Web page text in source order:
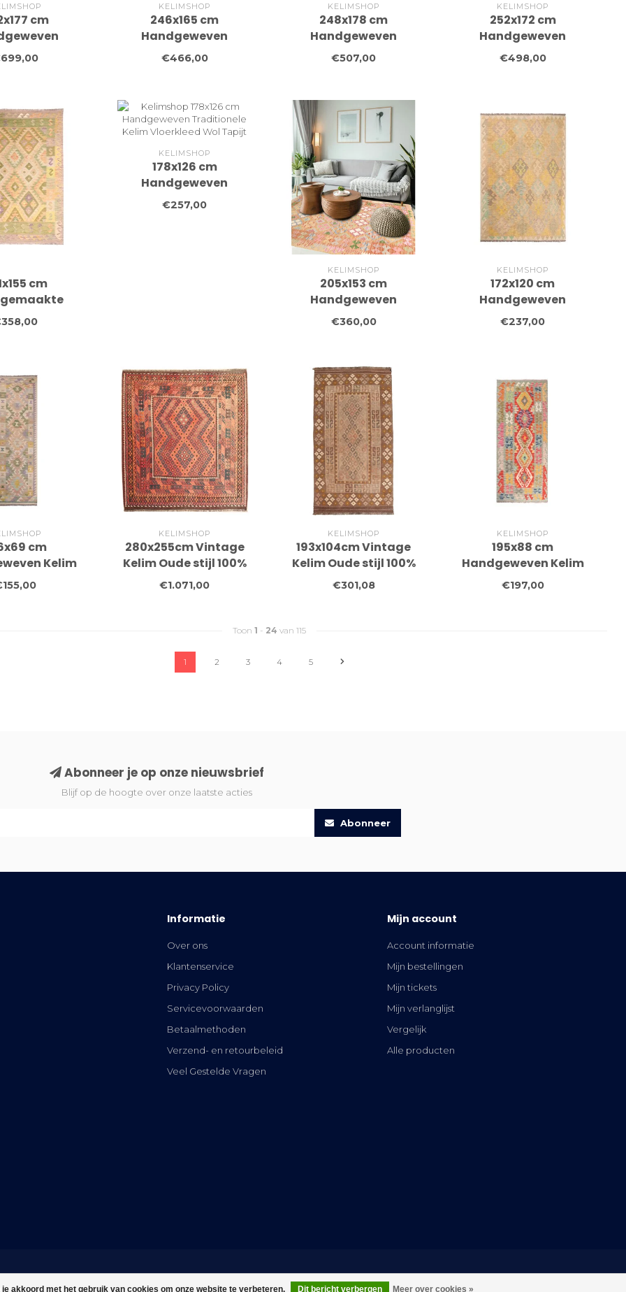
cm
Naila
Wol
KELIMSHOP
246x165 cm
Handgeweven
Traditionele Kelim
Vloerkleed Wol Tapijt
€466,00
KELIMSHOP
248x178 cm
Handgeweven
Traditionele Kelim
Vloerkleed Wol Tapijt
€507,00
KELIMSHOP
252x172 cm
Handgeweven
Traditionele Kelim
Vloerkleed Wol Tapijt
€498,00
cm
Kilim
KELIMSHOP
178x126 cm
Handgeweven
Traditionele Kelim
Vloerkleed Wol Tapijt
€257,00
KELIMSHOP
205x153 cm
Handgeweven
Traditionele Kelim
Vloerkleed Wol Tapijt
€360,00
KELIMSHOP
172x120 cm
Handgeweven
Traditionele Kelim
Vloerkleed Wol Tapijt
€237,00
cm
Kelim
Vloerkleed
Tapijt
KELIMSHOP
280x255cm Vintage
Kelim Oude stijl 100%
wollen Kelim Tapijt
Maimana
€1.071,00
KELIMSHOP
193x104cm Vintage
Kelim Oude stijl 100%
wollen Kelim Tapijt
Maimana
€301,08
KELIMSHOP
195x88 cm
Handgeweven Kelim
Loper Wol Vloerkleed
Tapijt
€197,00
Toon 1 - 24 van 115
1 2 3 4 5
akkoord met het gebruik van cookies om onze website te verbeteren. Dit bericht verbergen Meer over cookies »
Abonneer je op onze nieuwsbrief
Blijf op de hoogte over onze laatste acties
Abonneer
Informatie
Over ons
Klantenservice
Privacy Policy
Servicevoorwaarden
Betaalmethoden
Verzend- en retourbeleid
Veel Gestelde Vragen
Mijn account
Account informatie
Mijn bestellingen
Mijn tickets
Mijn verlanglijst
Vergelijk
Alle producten